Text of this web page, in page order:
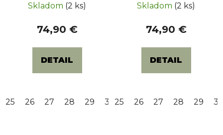
Skladom (2 ks)
74,90 €
DETAIL
25 26 27 28 29 30 32 34 35
Pink
Skladom (2 ks)
74,90 €
DETAIL
25 26 27 28 29